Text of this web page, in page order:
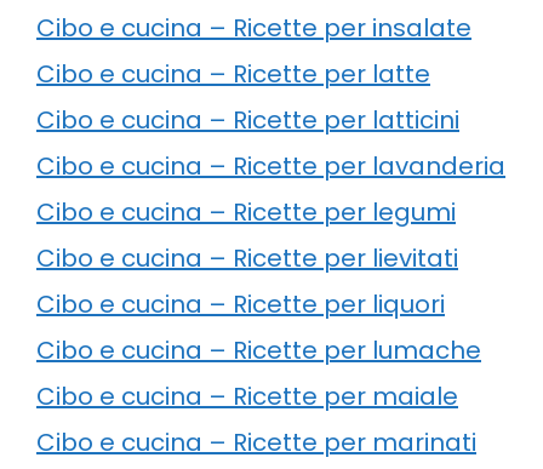
Cibo e cucina – Ricette per insalate
Cibo e cucina – Ricette per latte
Cibo e cucina – Ricette per latticini
Cibo e cucina – Ricette per lavanderia
Cibo e cucina – Ricette per legumi
Cibo e cucina – Ricette per lievitati
Cibo e cucina – Ricette per liquori
Cibo e cucina – Ricette per lumache
Cibo e cucina – Ricette per maiale
Cibo e cucina – Ricette per marinati